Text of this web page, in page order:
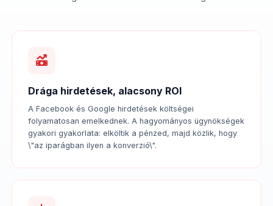
Drága hirdetések, alacsony ROI
A Facebook és Google hirdetések költségei
folyamatosan emelkednek. A hagyományos ügynökségek
gyakori gyakorlata: elköltik a pénzed, majd közlik, hogy
\"az iparágban ilyen a konverzió\".